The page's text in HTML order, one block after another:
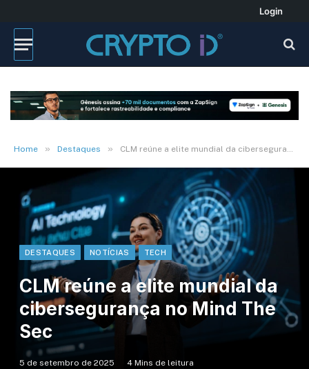
Login
Home » Destaques » CLM reúne a elite mundial da cibersegurança no Mind The Sec
DESTAQUES NOTÍCIAS TECH
CLM reúne a elite mundial da
cibersegurança no Mind The
Sec
5 de setembro de 2025 4 Mins de leitura